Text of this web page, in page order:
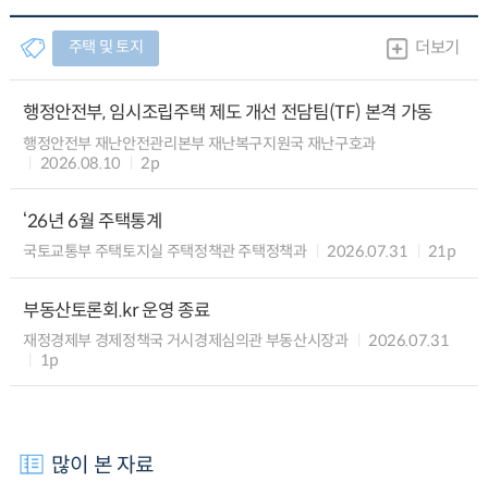
주택 및 토지 더보기
행정안전부, 임시조립주택 제도 개선 전담팀(TF) 본격 가동
행정안전부 재난안전관리본부 재난복구지원국 재난구호과
2026.08.10
2p
‘26년 6월 주택통계
국토교통부 주택토지실 주택정책관 주택정책과 2026.07.31 21p
부동산토론회.kr 운영 종료
재정경제부 경제정책국 거시경제심의관 부동산시장과
2026.07.31
1p
많이 본 자료